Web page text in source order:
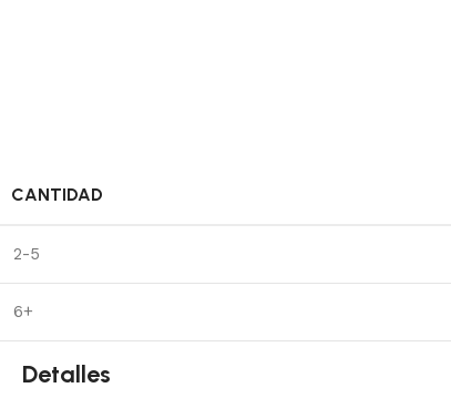
CANTIDAD
2-5
6+
Detalles